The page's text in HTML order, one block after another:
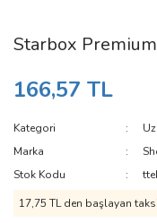
Starbox
166,57 TL
Kategori
Marka
Stok Kodu
17,75 TL den başlayan